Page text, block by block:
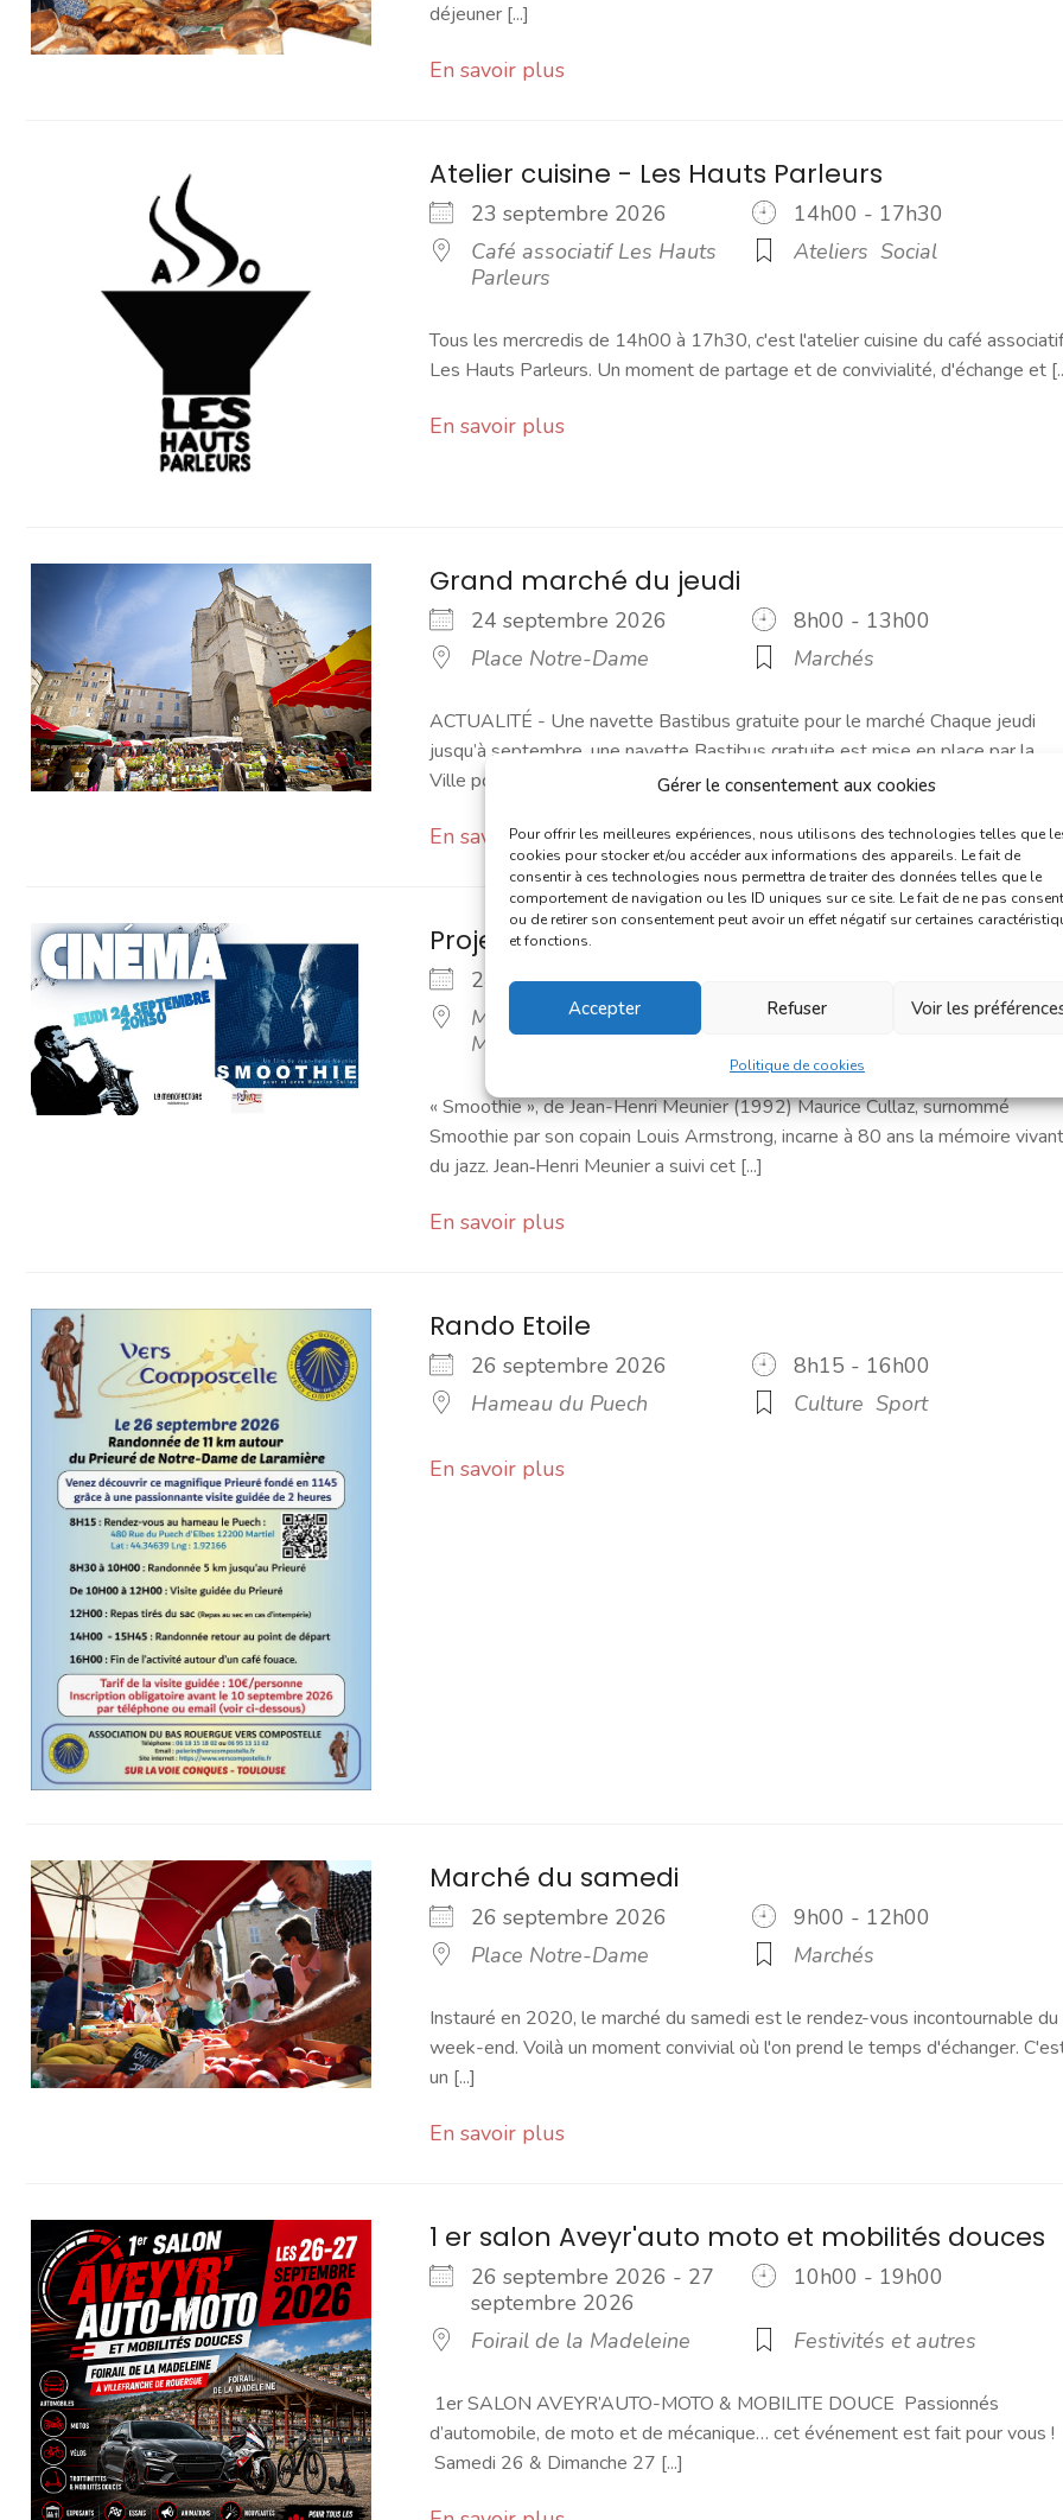
Gérer le consentement aux cookies
Pour offrir les meilleures expériences, nous utilisons des technologies telles que
cookies pour stocker et/ou accéder aux informations des appareils. Le fait de
consentir à ces technologies nous permettra de traiter des données telles que le
comportement de navigation ou les ID uniques sur ce site. Le fait de ne pas
ou de retirer son consentement peut avoir un effet négatif sur certaines
et fonctions.
Accepter Refuser Voir les
Politique de cookies
déjeuner [...]
En savoir plus
Atelier cuisine - Les Hauts Parleurs
23 septembre 2026
14h00 - 17h30
Café associatif Les Hauts
Parleurs
Ateliers Social
Tous les mercredis de 14h00 à 17h30, c'est l'atelier cuisine du café associatif
Les Hauts Parleurs. Un moment de partage et de convivialité, d'échange et
En savoir plus
Grand marché du jeudi
24 septembre 2026
8h00 - 13h00
Place Notre-Dame
Marchés
ACTUALITÉ - Une navette Bastibus gratuite pour le marché Chaque jeudi
jusqu’à septembre, une navette Bastibus gratuite est mise en place par la
Ville pour [...]
En savoir plus
Projection - Smoothie, de JH Meunier
24 septembre 2026
Médiathèque La
Manufacture
Culture musique
« Smoothie », de Jean-Henri Meunier (1992) Maurice Cullaz, surnommé
Smoothie par son copain Louis Armstrong, incarne à 80 ans la mémoire
du jazz. Jean‑Henri Meunier a suivi cet [...]
En savoir plus
Rando Etoile
26 septembre 2026
8h15 - 16h00
Hameau du Puech
Culture Sport
En savoir plus
Marché du samedi
26 septembre 2026
9h00 - 12h00
Place Notre-Dame
Marchés
Instauré en 2020, le marché du samedi est le rendez-vous incontournable du
week-end. Voilà un moment convivial où l'on prend le temps d'échanger.
un [...]
En savoir plus
1 er salon Aveyr'auto moto et mobilités douces
26 septembre 2026 - 27
septembre 2026
10h00 - 19h00
Foirail de la Madeleine Festivités et autres
1er SALON AVEYR’AUTO-MOTO & MOBILITE DOUCE Passionnés
d’automobile, de moto et de mécanique… cet événement est fait pour vous !
Samedi 26 & Dimanche 27 [...]